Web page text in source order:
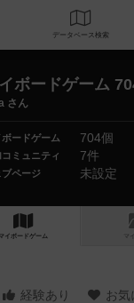
データベース
ボードゲーム
さん
ボードゲーム 704個
ミュニティ 7件
ブページ 未設定
マイボードゲーム マ
経験あり お気